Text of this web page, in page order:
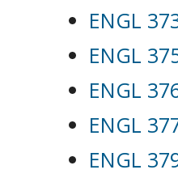
ENGL
ENGL
ENGL
ENGL
ENGL